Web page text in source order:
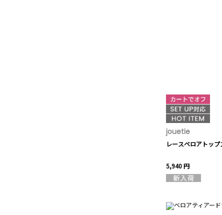
jouetie
レースベロアトップ
5,940 円